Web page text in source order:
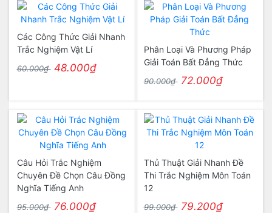
Các Công Thức Giải Nhanh
Trắc Nghiệm Vật Lí
60.000₫ 48.000₫
Phân Loại Và Phương Pháp
Giải Toán Bất Đẳng Thức
90.000₫ 72.000₫
Câu Hỏi Trắc Nghiệm
Chuyên Đề Chọn Câu Đồng
Nghĩa Tiếng Anh
95.000₫ 76.000₫
Thủ Thuật Giải Nhanh Đề
Thi Trắc Nghiệm Môn Toán
12
99.000₫ 79.200₫